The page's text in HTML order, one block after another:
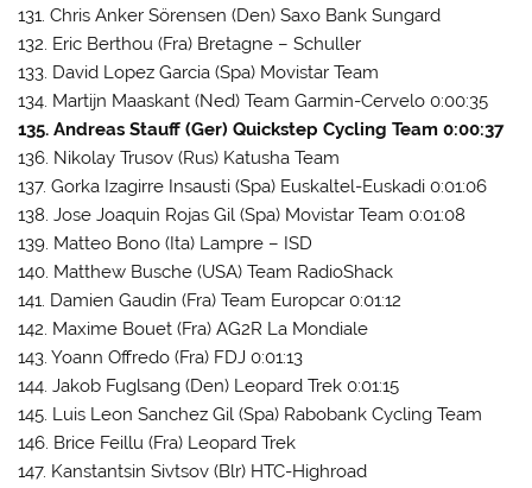
131. Chris Anker Sörensen (Den) Saxo Bank Sungard
132. Eric Berthou (Fra) Bretagne – Schuller
133. David Lopez Garcia (Spa) Movistar Team
134. Martijn Maaskant (Ned) Team Garmin-Cervelo 0:00:35
135. Andreas Stauff (Ger) Quickstep Cycling Team 0:00:37
136. Nikolay Trusov (Rus) Katusha Team
137. Gorka Izagirre Insausti (Spa) Euskaltel-Euskadi 0:01:06
138. Jose Joaquin Rojas Gil (Spa) Movistar Team 0:01:08
139. Matteo Bono (Ita) Lampre – ISD
140. Matthew Busche (USA) Team RadioShack
141. Damien Gaudin (Fra) Team Europcar 0:01:12
142. Maxime Bouet (Fra) AG2R La Mondiale
143. Yoann Offredo (Fra) FDJ 0:01:13
144. Jakob Fuglsang (Den) Leopard Trek 0:01:15
145. Luis Leon Sanchez Gil (Spa) Rabobank Cycling Team
146. Brice Feillu (Fra) Leopard Trek
147. Kanstantsin Sivtsov (Blr) HTC-Highroad